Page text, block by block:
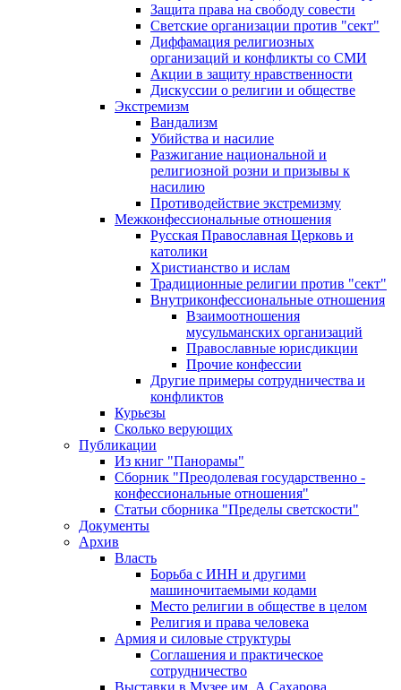
Защита права на свободу совести
Светские организации против "сект"
Диффамация религиозных
организаций и конфликты со СМИ
Акции в защиту нравственности
Дискуссии о религии и обществе
Экстремизм
Вандализм
Убийства и насилие
Разжигание национальной и
религиозной розни и призывы к
насилию
Противодействие экстремизму
Межконфессиональные отношения
Русская Православная Церковь и
католики
Христианство и ислам
Традиционные религии против "сект"
Внутриконфессиональные отношения
Взаимоотношения
мусульманских организаций
Православные юрисдикции
Прочие конфессии
Другие примеры сотрудничества и
конфликтов
Курьезы
Сколько верующих
Публикации
Из книг "Панорамы"
Сборник "Преодолевая государственно -
конфессиональные отношения"
Статьи сборника "Пределы светскости"
Документы
Архив
Власть
Борьба с ИНН и другими
машиночитаемыми кодами
Место религии в обществе в целом
Религия и права человека
Армия и силовые структуры
Соглашения и практическое
сотрудничество
Выставки в Музее им. А.Сахарова